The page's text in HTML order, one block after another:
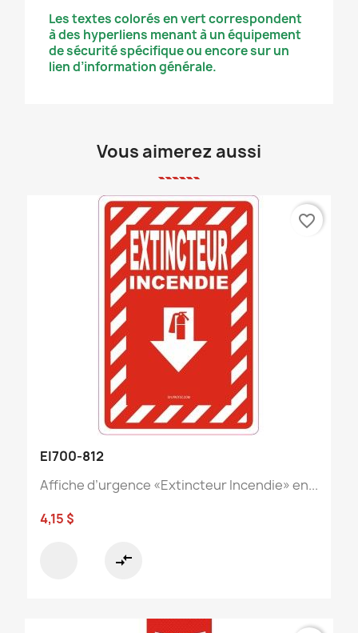
Les textes colorés en vert correspondent
à des hyperliens menant à un équipement
de sécurité spécifique ou encore sur un
lien d’information générale.
Vous aimerez aussi
EI700-812
Affiche d’urgence «Extincteur Incendie» en...
4,15 $
compare_arrows
favorite_border